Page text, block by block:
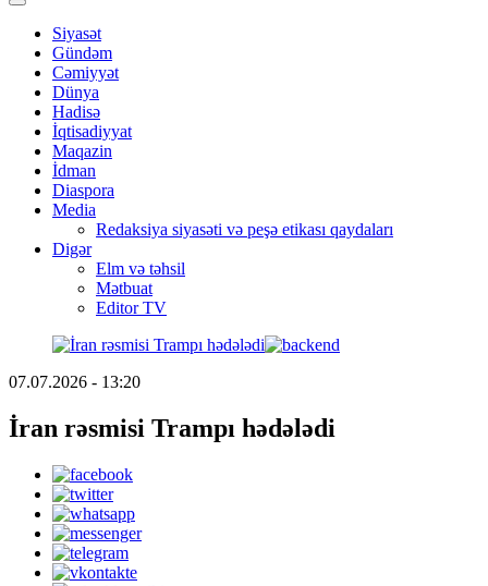
Siyasət
Gündəm
Cəmiyyət
Dünya
Hadisə
İqtisadiyyat
Maqazin
İdman
Diaspora
Media
Redaksiya siyasəti və peşə etikası qaydaları
Digər
Elm və təhsil
Mətbuat
Editor TV
07.07.2026 - 13:20
İran rəsmisi Trampı hədələdi